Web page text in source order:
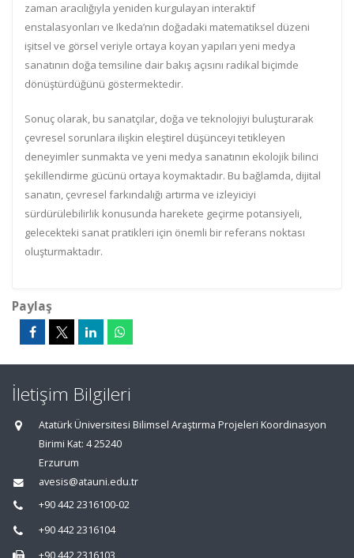
zaman aracılığıyla yeniden kurgulayan interaktif
enstalasyonları ve Ikeda’nın doğadaki matematiksel düzeni
işitsel ve görsel veriyle ortaya koyan yapıları yeni medya
sanatının doğa temsiline dair bakış açısını radikal biçimde
dönüştürdüğünü göstermektedir.
Sonuç olarak, bu sanatçılar, doğa ve teknolojiyi buluşturarak
çevresel sorunlara ilişkin eleştirel düşünceyi tetikleyen
deneyimler sunmakta ve yeni medya sanatının ekolojik bilinci
şekillendirme gücünü ortaya koymaktadır. Bu bağlamda, dijital
sanatın, çevresel farkındalığı artırma ve izleyiciyi
sürdürülebilirlik konusunda harekete geçirme potansiyeli,
gelecekteki sanat pratikleri için önemli bir referans noktası
oluşturmaktadır.
Paylaş
İletişim Bilgileri
Atatürk Üniversitesi Bilimsel Araştırma Projeleri Koordinasyon
Birimi Kat: 4 25240
Erzurum
avesis@atauni.edu.tr
+90 442 2316100-02
+90 442 2316104
+90 442 2316103